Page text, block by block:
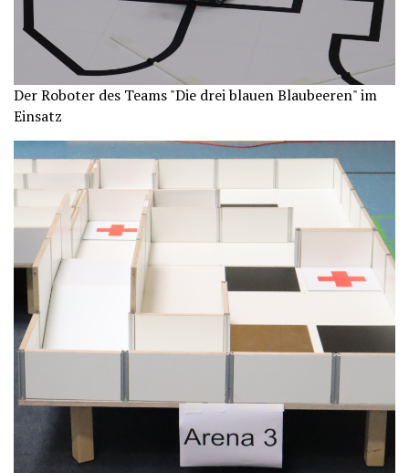
Der Roboter des Teams "Die drei blauen Blaubeeren" im
Einsatz